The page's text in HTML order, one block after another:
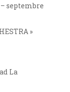
– septembre
»
La